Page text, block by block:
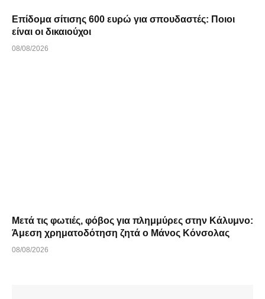
Επίδομα σίτισης 600 ευρώ για σπουδαστές: Ποιοι
είναι οι δικαιούχοι
08/08/2026
Μετά τις φωτιές, φόβος για πλημμύρες στην Κάλυμνο:
Άμεση χρηματοδότηση ζητά ο Μάνος Κόνσολας
08/08/2026